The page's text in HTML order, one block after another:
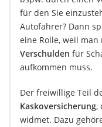
für den Sie
Autofahrer? Dann
eine Rolle, weil
Verschulden für
aufkommen muss.
Der freiwillige Teil
Kaskoversicherung,
widmet. Dazu